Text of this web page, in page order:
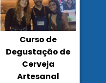
Curso de
Degustação de
Cerveja
Artesanal